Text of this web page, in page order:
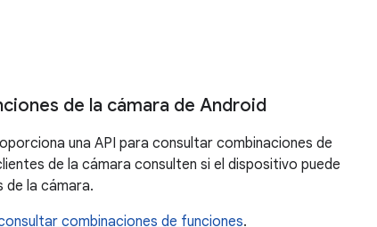
de la cámara de Android
una API para consultar combinaciones de
de la cámara consulten si el dispositivo puede
de la cámara.
combinaciones de funciones.